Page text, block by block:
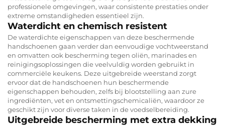
professionele omgevingen, waar consistente prestaties onder
extreme omstandigheden essentieel zijn.
Waterdicht en chemisch resistent
De waterdichte eigenschappen van deze beschermende
handschoenen gaan verder dan eenvoudige vochtweerstand
en omvatten ook bescherming tegen oliën, marinades en
reinigingsoplossingen die veelvuldig worden gebruikt in
commerciële keukens. Deze uitgebreide weerstand zorgt
ervoor dat de handschoenen hun beschermende
eigenschappen behouden, zelfs bij blootstelling aan zure
ingrediënten, vet en ontsmettingschemicaliën, waardoor ze
geschikt zijn voor diverse taken in de voedselbereiding.
Uitgebreide bescherming met extra dekking